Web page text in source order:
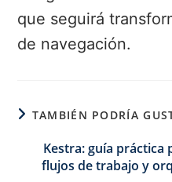
que seguirá
de navegación.
TAMBIÉN PODRÍA
Kestra: guía práctica
flujos de trabajo y